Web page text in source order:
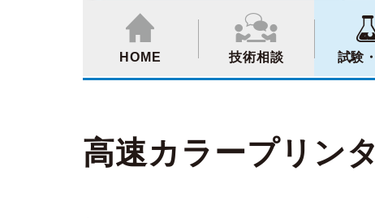
HOME 技術相談 試験
高速カラープリンタ